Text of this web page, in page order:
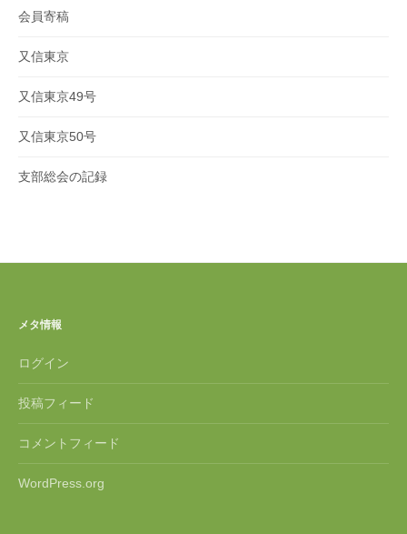
会員寄稿
又信東京
又信東京49号
又信東京50号
支部総会の記録
メタ情報
ログイン
投稿フィード
コメントフィード
WordPress.org